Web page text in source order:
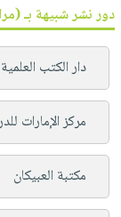
دور نشر شبيهة بـ
دار الكتب العلمية
مركز الإمارات
مكتبة العبيكان